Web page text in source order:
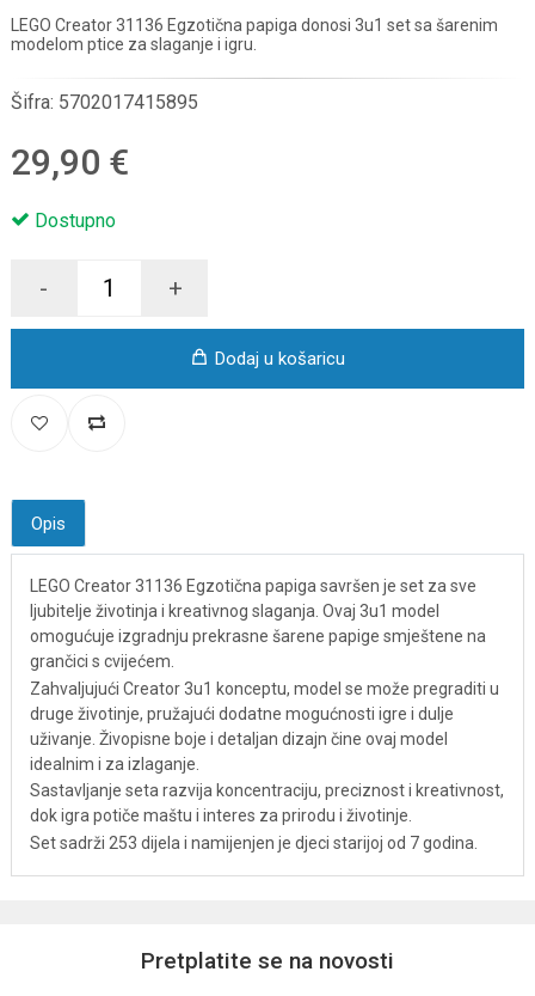
LEGO Creator 31136 Egzotična papiga donosi 3u1 set sa šarenim
modelom ptice za slaganje i igru.
Šifra: 5702017415895
29,90 €
Dostupno
- +
Dodaj u košaricu
Opis
LEGO Creator 31136 Egzotična papiga savršen je set za sve
ljubitelje životinja i kreativnog slaganja. Ovaj 3u1 model
omogućuje izgradnju prekrasne šarene papige smještene na
grančici s cvijećem.
Zahvaljujući Creator 3u1 konceptu, model se može pregraditi u
druge životinje, pružajući dodatne mogućnosti igre i dulje
uživanje. Živopisne boje i detaljan dizajn čine ovaj model
idealnim i za izlaganje.
Sastavljanje seta razvija koncentraciju, preciznost i kreativnost,
dok igra potiče maštu i interes za prirodu i životinje.
Set sadrži 253 dijela i namijenjen je djeci starijoj od 7 godina.
Pretplatite se na novosti